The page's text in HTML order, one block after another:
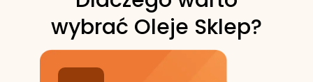
wybrać Oleje Sklep?